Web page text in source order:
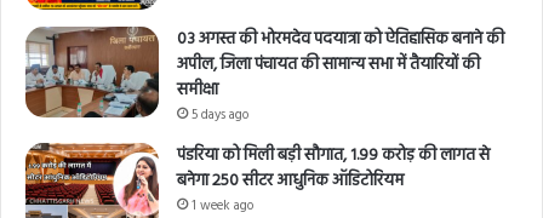
03 अगस्त की भोरमदेव पदयात्रा को ऐतिहासिक बनाने की
अपील, जिला पंचायत की सामान्य सभा में तैयारियों की
समीक्षा
5 days ago
पंडरिया को मिली बड़ी सौगात, 1.99 करोड़ की लागत से
बनेगा 250 सीटर आधुनिक ऑडिटोरियम
1 week ago